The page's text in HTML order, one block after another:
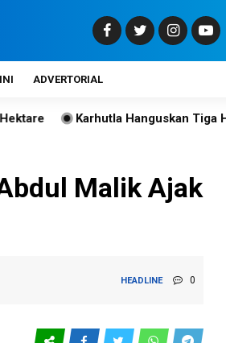
ADVERTORIAL
Karhutla Hanguskan Tiga Hektare
Malik Ajak
HEADLINE 0